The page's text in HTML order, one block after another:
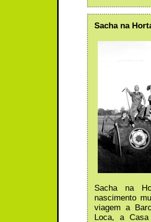
Sacha na
Sacha na
nascimento
viagem a
Loca, a